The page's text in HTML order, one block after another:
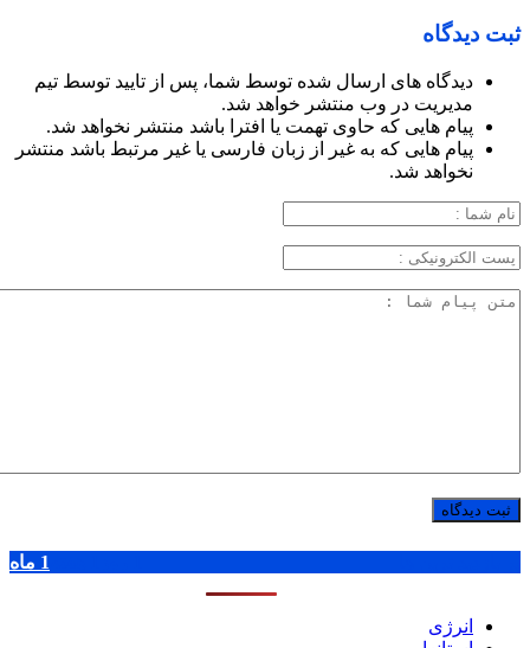
ثبت دیدگاه
دیدگاه های ارسال شده توسط شما، پس از تایید توسط تیم
مدیریت در وب منتشر خواهد شد.
پیام هایی که حاوی تهمت یا افترا باشد منتشر نخواهد شد.
پیام هایی که به غیر از زبان فارسی یا غیر مرتبط باشد منتشر
نخواهد شد.
1 ماه
انرژی